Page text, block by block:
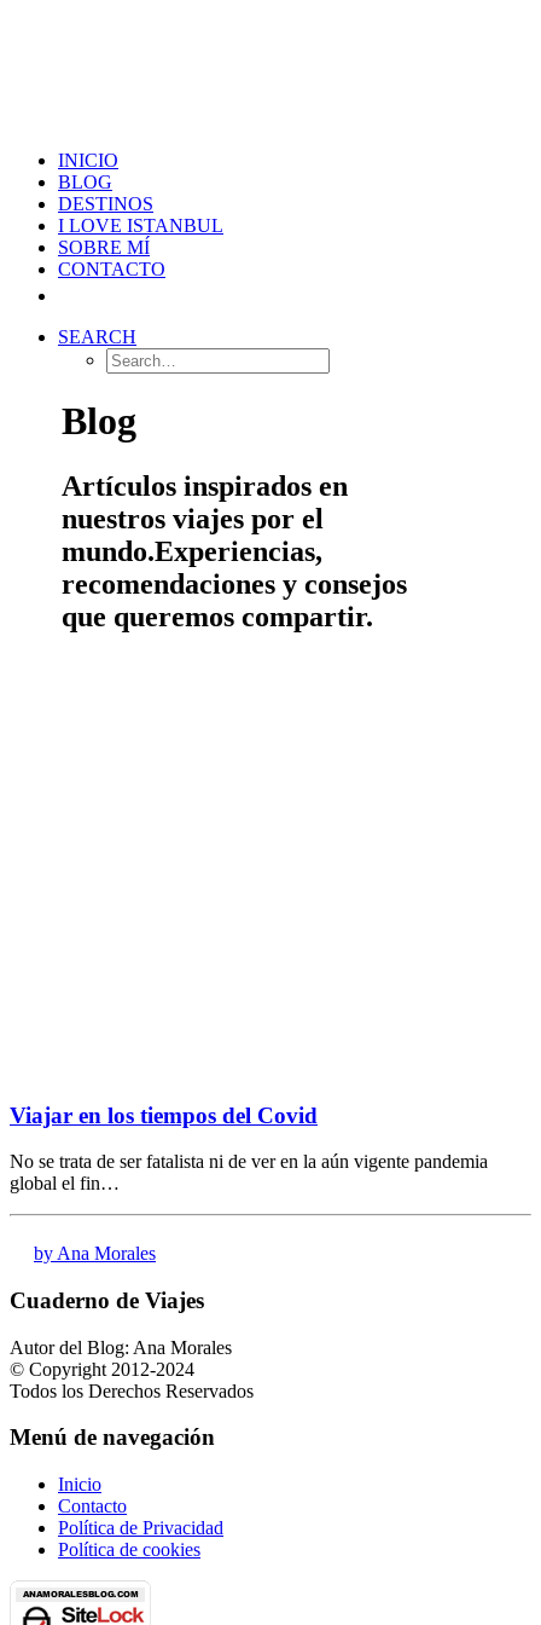
INICIO
BLOG
DESTINOS
I LOVE ISTANBUL
SOBRE MÍ
CONTACTO
SEARCH
Blog
Artículos inspirados en
nuestros viajes por el
mundo.Experiencias,
recomendaciones y consejos
que queremos compartir.
Viajar en los tiempos del Covid
No se trata de ser fatalista ni de ver en la aún vigente pandemia
global el fin…
by Ana Morales
Cuaderno de Viajes
Autor del Blog: Ana Morales
© Copyright 2012-2024
Todos los Derechos Reservados
Menú de navegación
Inicio
Contacto
Política de Privacidad
Política de cookies